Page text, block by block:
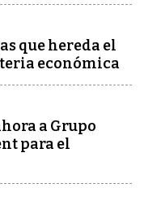
que hereda el
económica
a Grupo
para el